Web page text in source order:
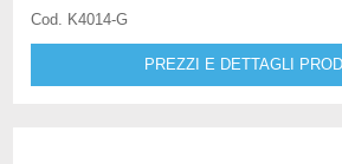
Cod. K4014-G
PREZZI E DETTAGLI